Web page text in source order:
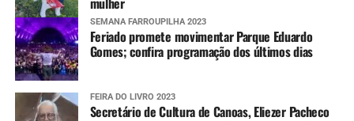
SEMANA FARROUPILHA 2023
Feriado promete movimentar Parque Eduardo
Gomes; confira programação dos últimos dias
FEIRA DO LIVRO 2023
Secretário de Cultura de Canoas, Eliezer Pacheco